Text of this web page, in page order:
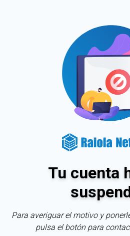
Tu cuenta
Para averiguar el motivo y
pulsa el botón para